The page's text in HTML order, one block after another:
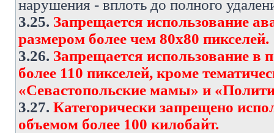
нарушения - вплоть до полного
3.25. Запрещается использование
размером более чем 80х80 пикселей.
3.26. Запрещается использование в
более 110 пикселей, кроме
«Севастопольские мамы» и
3.27. Категорически запрещено
объемом более 100 килобайт.